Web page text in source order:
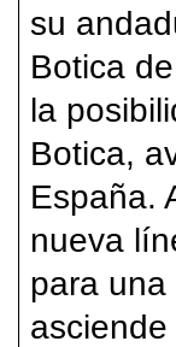
su
Botica
la
Botica,
España.
nueva
para